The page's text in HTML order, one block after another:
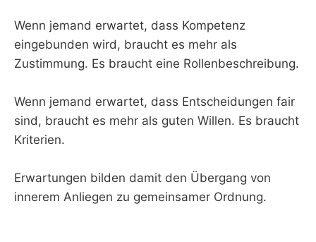
Wenn jemand erwartet, dass Kompetenz
eingebunden wird, braucht es mehr als
Zustimmung. Es braucht eine Rollenbeschreibung.
Wenn jemand erwartet, dass Entscheidungen fair
sind, braucht es mehr als guten Willen. Es braucht
Kriterien.
Erwartungen bilden damit den Übergang von
innerem Anliegen zu gemeinsamer Ordnung.